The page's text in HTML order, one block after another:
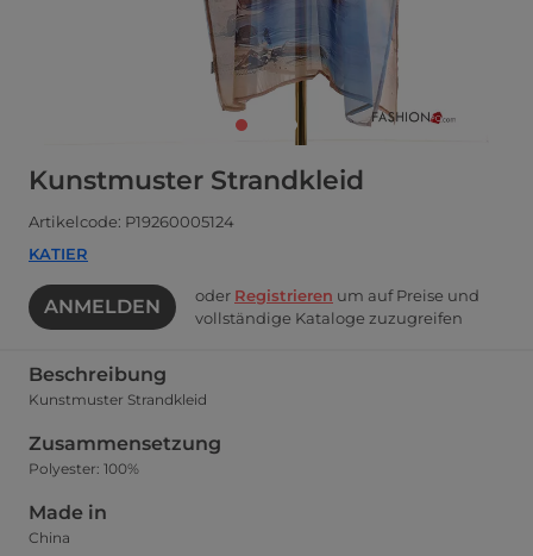
Kunstmuster Strandkleid
Artikelcode: P19260005124
KATIER
ANMELDEN oder Registrieren um auf Preise und
vollständige Kataloge zuzugreifen
Beschreibung
Kunstmuster Strandkleid
Zusammensetzung
Polyester: 100%
Made in
China